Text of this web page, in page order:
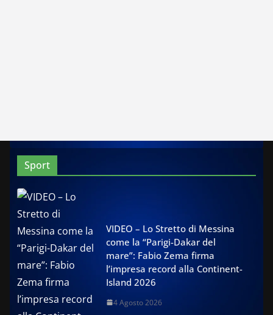
Sport
VIDEO – Lo Stretto di Messina
come la “Parigi-Dakar del
mare”: Fabio Zema firma
l’impresa record alla Continent-
Island 2026
4 Agosto 2026